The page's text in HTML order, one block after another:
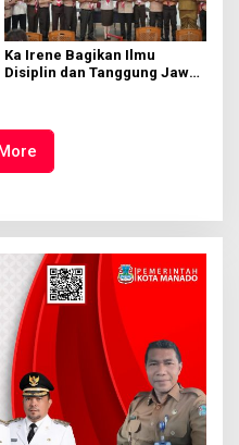
Ka Irene Bagikan Ilmu
Disiplin dan Tanggung Jawab